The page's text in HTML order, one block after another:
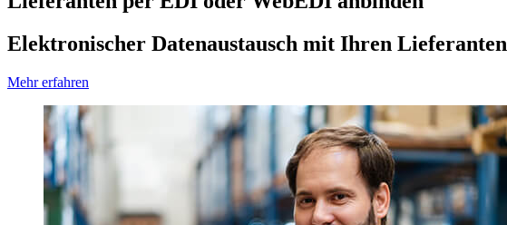
Elektronischer Datenaustausch mit Ihren Lieferanten
Mehr erfahren